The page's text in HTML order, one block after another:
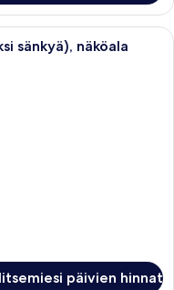
jossa on kaksi
sänkyä), näköala
päivien hinnat